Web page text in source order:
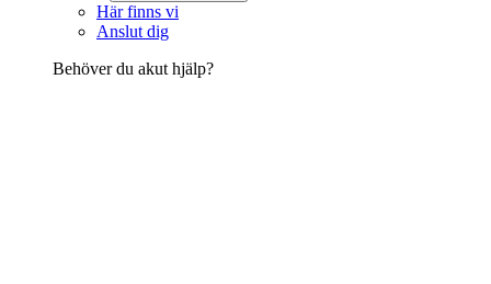
Här finns vi
Anslut dig
Behöver du akut hjälp?